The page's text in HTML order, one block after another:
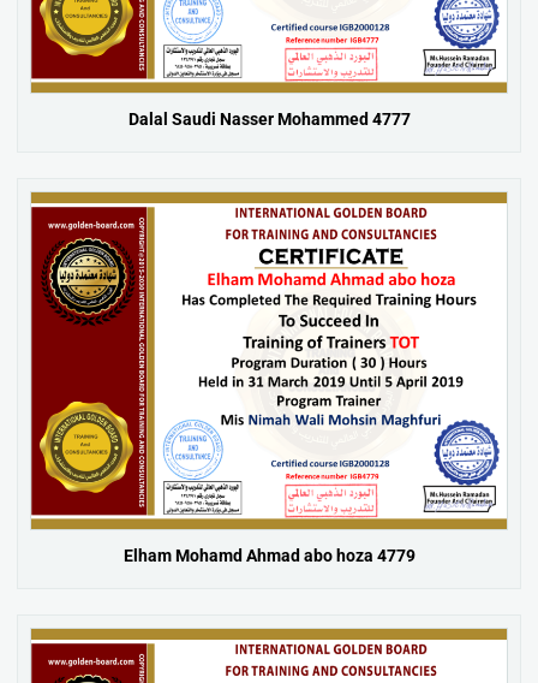
Dalal Saudi Nasser Mohammed 4777
Elham Mohamd Ahmad abo hoza 4779